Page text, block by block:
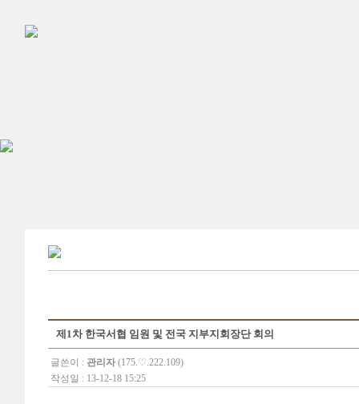
제1차 한국서협 임원 및 전국 지부지회장단 회의
글쓴이 : 관리자 (175.♡.222.109)
작성일 : 13-12-18 15:25